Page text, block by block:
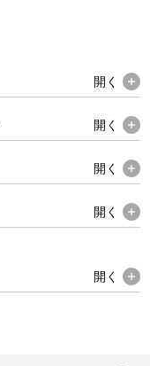
開く
開く
開く
開く
開く